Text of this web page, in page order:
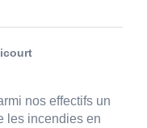
nos effectifs un
les incendies en